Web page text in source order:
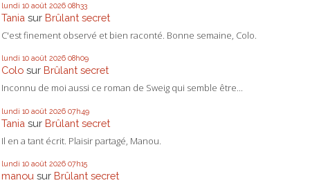
lundi 10 août 2026 08h33
Tania sur Brûlant secret
C'est finement observé et bien raconté. Bonne semaine, Colo.
lundi 10 août 2026 08h09
Colo sur Brûlant secret
Inconnu de moi aussi ce roman de Sweig qui semble être...
lundi 10 août 2026 07h49
Tania sur Brûlant secret
Il en a tant écrit. Plaisir partagé, Manou.
lundi 10 août 2026 07h15
manou sur Brûlant secret